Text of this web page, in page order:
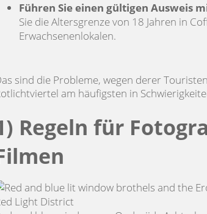
Führen Sie einen gültigen Ausweis
Sie die Altersgrenze von 18 Jahren in
Erwachsenenlokalen.
sind die Probleme, wegen derer
am häufigsten in
Regeln für